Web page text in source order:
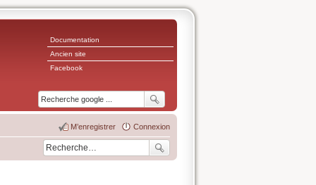
Documentation
Ancien site
Facebook
Connexion
M’enregistrer